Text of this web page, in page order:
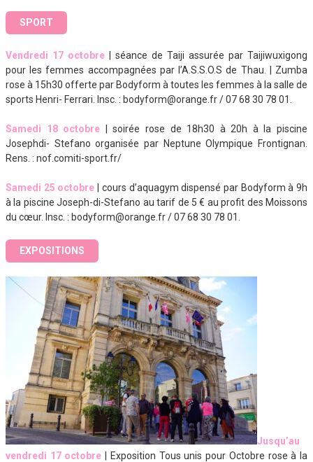
SPORT
Vendredi 17 octobre | séance de Taiji assurée par Taijiwuxigong
pour les femmes accompagnées par l’A.S.S.O.S de Thau. | Zumba
rose à 15h30 offerte par Bodyform à toutes les femmes à la salle de
sports Henri- Ferrari. Insc. : bodyform@orange.fr / 07 68 30 78 01.
Samedi 18 octobre | soirée rose de 18h30 à 20h à la piscine
Josephdi- Stefano organisée par Neptune Olympique Frontignan.
Rens. : nof.comiti-sport.fr/
Samedi 25 octobre | cours d’aquagym dispensé par Bodyform à 9h
à la piscine Joseph-di-Stefano au tarif de 5 € au profit des Moissons
du cœur. Insc. : bodyform@orange.fr / 07 68 30 78 01.
EXPOSITIONS
Jusqu’au
vendredi 17 octobre | Exposition Tous unis pour Octobre rose à la